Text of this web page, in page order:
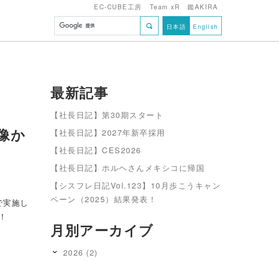
EC-CUBE工房 Team xR 鑑AKIRA
日本語 English
か
施し
最新記事
【社長日記】第30期スタート
【社長日記】2027年新卒採用
【社長日記】CES2026
【社長日記】ホルヘさんメキシコに帰国
【シスフレ日記Vol.123】10月歩こうキャン
ペーン（2025）結果発表！
月別アーカイブ
2026 (2)